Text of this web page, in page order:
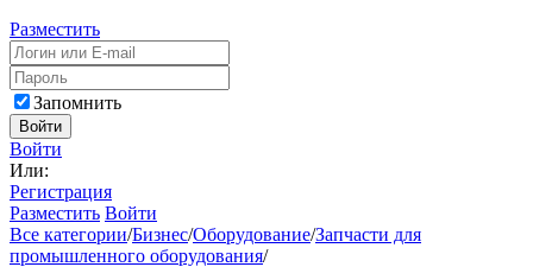
Разместить
Запомнить
Войти
Войти
Или:
Регистрация
Разместить Войти
Все категории/Бизнес/Оборудование/Запчасти для
промышленного оборудования/